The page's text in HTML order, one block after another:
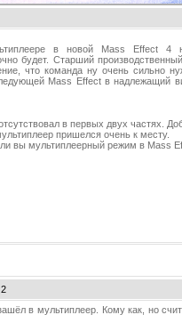
в новой Mass Effect 4
будет. Старший
что команда ну очень сильно
Mass Effect в надлежащий
в первых двух частях.
пришелся очень к месту.
вы мультиплеерный режим в Mass
2
в мультиплеер. Кому как, но